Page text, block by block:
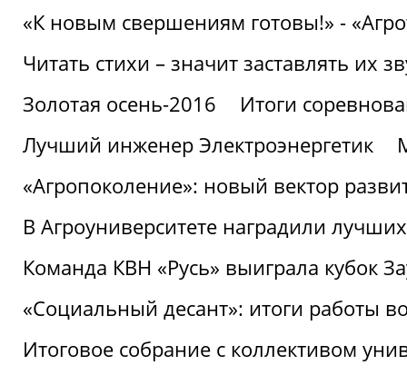
«К новым свершениям готовы!» -
Читать стихи – значит заставлять их
Золотая осень-2016
Итоги
Лучший инженер Электроэнергетик
«Агропоколение»: новый вектор
В Агроуниверситете наградили
Команда КВН «Русь» выиграла кубок
«Социальный десант»: итоги работы
Итоговое собрание с коллективом